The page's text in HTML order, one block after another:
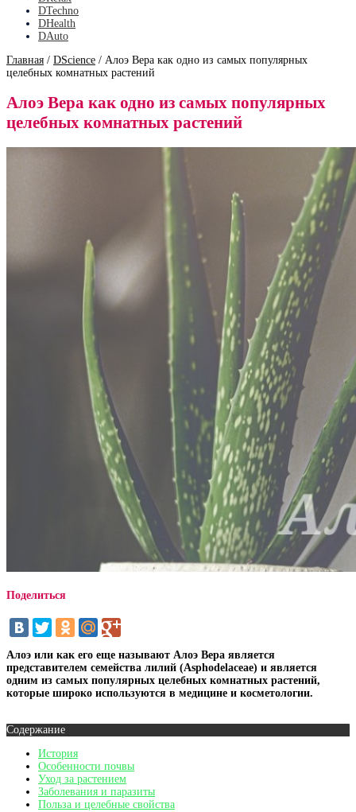
DTechno
DHealth
DAuto
Главная / DScience / Алоэ Вера как одно из самых популярных
целебных комнатных растений
Алоэ Вера как одно из самых популярных
целебных комнатных растений
Поделиться
Алоэ или как его еще называют Алоэ Вера является
представителем семейства лилий (Asphodelaceae) и является
одним из самых популярных целебных комнатных растений,
которые широко используются в медицине и косметологии.
Содержание
История
Особенности почвы
Уход за растением
Заболевания и паразиты
Польза и целебные свойства